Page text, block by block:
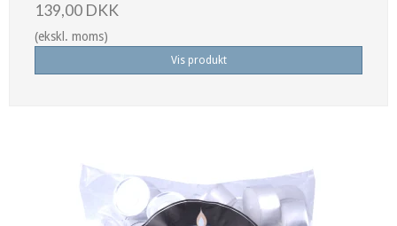
139,00 DKK
(ekskl. moms)
Vis produkt